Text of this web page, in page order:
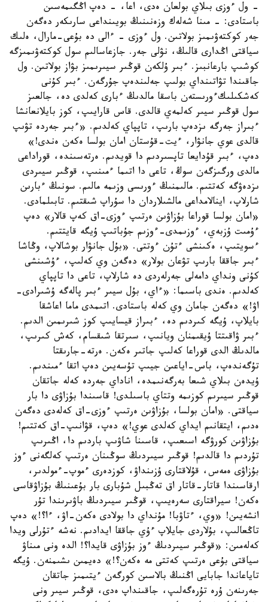
- ول ءوزى بىلاي بولعان ەدى، اعا، - دەپ اڭگىمەسىن
باستادى: - مىنا شەلەك وزەنىنىڭ بويىنداعى سارىكەر دەگەن
جەر كوكتەۋىمىز بولاتىن. ول ءوزى - ءالى دە بۇعى-مارال، ەلىك
سياقتى اڭدارى قالىڭ، نۋلى جەر. جازعاسالىم سول كوكتەۋىمىزگە
كوشىپ بارعانبىز. ءبىر ۇلكەن قوڭىر سيىرىمىز بۋاز بولاتىن. ول
جاقىندا تۋاتىنداي بولىپ جەلىندەپ جۇرگەن. ءبىر كۇنى
كەشكىلىكءورىستەن باسقا مالدىڭ ءبارى كەلدى دە، جالعىز
سول قوڭىر سيىر كەلمەي قالدى. قاس قارايىپ، كوز بايلانعانشا
ءبىراز جەرگە ىزدەپ بارىپ، تاپپاي كەلدىم. «ءبىر جەردە تۋىپ
قالدى عوي جانۋار، ءيت-قۇستان امان بولسا ەكەن ەندى!»
دەپ، ءبىر قۇدايعا تاپسىردىم دا قويدىم. ەرتەسىندە، قوراداعى
مالدى ورگىزگەن سوڭ، تاعى دا اتىما ءمىنىپ، قوڭىر سيىردى
ىزدەۋگە كەتتىم. مالىمنىڭ ءورىسى وزىمە مالىم. سونىڭ ءبارىن
شارلاپ، اينالامداعى مالشىلاردان دا سۇراپ شىقتىم. تابىلمادى.
«امان بولسا قوراعا بۇزاۋىن ەرتىپ ءوزى-اق كەپ قالار» دەپ
ءۇمىت ۇزبەي، ءوزىمدى-ءوزىم جۇباتىپ ۇيگە قايتتىم.
ءسويتىپ، ەكىنشى ءتۇن ءوتتى. «بۇل جانۋار بوشالاپ، وڭاشا
ءبىر جاققا بارىپ تۋعان بولار» دەگەن وي كەلىپ، ءۇشىنشى
كۇنى ونداي دامەلى جەرلەردى دە شارلاپ، تاعى دا تاپپاي
كەلدىم. ەندى باسىما: «ءاي، بۇل سيىر ءبىر پالەگە ۇشىرادى-
اۋ!» دەگەن جامان وي كەلە باستادى. اتىمدى ماما اعاشقا
بايلاپ، ۇيگە كىردىم دە، ءبىراز قيسايىپ كوز شىرىمىن الدىم.
ءبىر ۋاقىتتا ۇيقىمنان ويانىپ، سىرتقا شىقسام، كەش كىرىپ،
مالدىڭ الدى قوراعا كەلىپ جاتىر ەكەن. ەرتە-جارىقتا
تۇگەندەپ، باس-اياعىن جيىپ تۇسەيىن دەپ اتقا ءمىندىم.
ۇيدەن بىلاي شىعا بەرگەنىمدە، اناداي جەردە كەلە جاتقان
قوڭىر سيىرىم كوزىمە وتتاي باسىلدى! قاسىندا بۇزاۋى دا بار
سياقتى. «امان بولسا، بۇزاۋىن ەرتىپ ءوزى-اق كەلەدى دەگەن
ەدىم، ايتقانىم ايداي كەلدى عوي!» دەپ، قۋانىپ-اق كەتتىم!
بۇزاۋىن كورۋگە اسىعىپ، قاسىنا شاۋىپ باردىم دا، اڭىرىپ
تۇردىم دا قالدىم! قوڭىر سيىردىڭ سوڭىنان ەرتىپ كەلگەنى ءوز
بۇزاۋى ەمەس، قۇلاقتارى ۇزىنداۋ، كوزدەرى ءموپ-ءمولدىر،
ارقاسىندا قاتار-قاتار اق تەڭبىل شۇبارى بار بۇعىنىڭ بۇزاۋقاسى
ەكەن! سيراقتارى سەرەيىپ، قوڭىر سيىردىڭ باۋىرىندا تۇر
انشەيىن! «وي، ءتاۋبا! مۇنداي دا بولادى ەكەن-اۋ، ءا؟!» دەپ
تاڭعالىپ، بۇلاردى جايلاپ ءۇي جاققا ايدادىم. نەشە ءتۇرلى ويدا
كەلەمىن: «قوڭىر سيىردىڭ ءوز بۇزاۋى قايدا؟! الدە ونى مىناۋ
سياقتى بۇعى ەرتىپ كەتتى مە ەكەن؟!» دەيمىن ىشىمنەن. ۇيگە
تاياعاندا جابايى اڭنىڭ بالاسىن كورگەن ءيتىمىز جاتقان
جەرىنەن ۇرە تۇرەگەلىپ، جاقىنداپ ەدى، قوڭىر سيىر ونى